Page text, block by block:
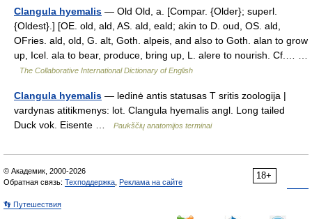
Clangula hyemalis — Old Old, a. [Compar. {Older}; superl.
{Oldest}.] [OE. old, ald, AS. ald, eald; akin to D. oud, OS. ald,
OFries. ald, old, G. alt, Goth. alpeis, and also to Goth. alan to grow
up, Icel. ala to bear, produce, bring up, L. alere to nourish. Cf.… …
The Collaborative International Dictionary of English
Clangula hyemalis — ledinė antis statusas T sritis zoologija |
vardynas atitikmenys: lot. Clangula hyemalis angl. Long tailed
Duck vok. Eisente …
Paukščių anatomijos terminai
18+
© Академик, 2000-2026
Обратная связь: Техподдержка Реклама на сайте
👣 Путешествия